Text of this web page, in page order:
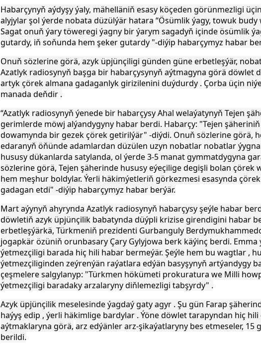
Habarçynyň aýdyşy ýaly, mähelläniň esasy köçeden görünmezligi üçin
alyjylar şol ýerde nobata düzülýär hatara “Ösümlik ýagy, towuk budy
Sagat onuň ýary töweregi ýagny bir ýarym sagadyň içindeösümlik
gutardy, iň soňunda hem şeker gutardy "-diýip habarçymyz habar
Onuň sözlerine görä, azyk üpjünçiligi günden güneerbetleşýär,
Azatlyk radiosynyň başga bir habarçysynyň aýtmagyna görä döwlet
artyk çörek almana gadaganlyk girizilenini duýdurdy . Çorba üçin
manada deňdir .
“Azatlyk radiosynyň ýenede bir habarçysy Ahal welaýatynyň Tejen
gerimlerde möwj alýandygyny habar berdi. Habarçy: "Tejen
dowamynda bir gezek çörek getirilýär" -diýdi. Onuň sözlerine görä,
edaranyň öňünde adamlardan düzülen uzyn nobatlar nobatlar
hususy dükanlarda satylanda, ol ýerde 3-5 manat gymmatdygyna
sözlerine görä, Tejen şäherinde hususy eýeçilige degişli bolan çörek
hem meşhur boldylar. Ýerli häkimýetleriň görkezmesi esasynda
gadagan etdi" -diýip habarçymyz habar berýär.
Mart aýynyň ahyrynda Azatlyk radiosynyň habarçysy şeýle habar
döwletiň azyk üpjünçilik babatynda düýpli krizise girendigini habar
erbetleşýärkä, Türkmeniň prezidenti Gurbanguly
jogapkär özüniň orunbasary Çary Gylyjowa berk käýinç berdi.
ýetmezçiligi barada hiç hili habar bermeýär. Şeýle hem bu wagtlar ,
ýetmezçiliginden zeýrenýän raýatlara edýän basyşynyň artýandygy
çeşmelere salgylanyp: "Türkmen hökümeti prokuratura we Milli
ýetmezçiligi baradaky arzalaryny diňlemezligi tabşyrdy" .
Azyk üpjünçilik meselesinde ýagdaý gaty agyr . Şu gün Farap
haýyş edip , ýerli häkimlige bardylar . Ýöne döwlet tarapyndan hiç
aýtmaklaryna görä, arz edýänler arz-şikaýatlaryny bes etmeseler,
berildi.